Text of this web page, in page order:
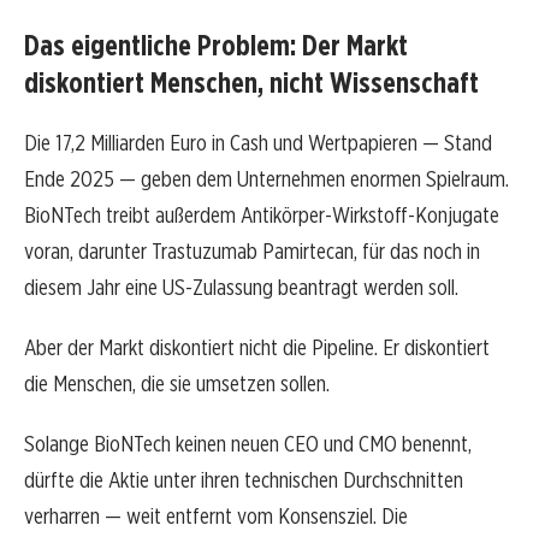
Das eigentliche Problem: Der Markt
diskontiert Menschen, nicht Wissenschaft
Die 17,2 Milliarden Euro in Cash und Wertpapieren — Stand
Ende 2025 — geben dem Unternehmen enormen Spielraum.
BioNTech treibt außerdem Antikörper-Wirkstoff-Konjugate
voran, darunter Trastuzumab Pamirtecan, für das noch in
diesem Jahr eine US-Zulassung beantragt werden soll.
Aber der Markt diskontiert nicht die Pipeline. Er diskontiert
die Menschen, die sie umsetzen sollen.
Solange BioNTech keinen neuen CEO und CMO benennt,
dürfte die Aktie unter ihren technischen Durchschnitten
verharren — weit entfernt vom Konsensziel. Die